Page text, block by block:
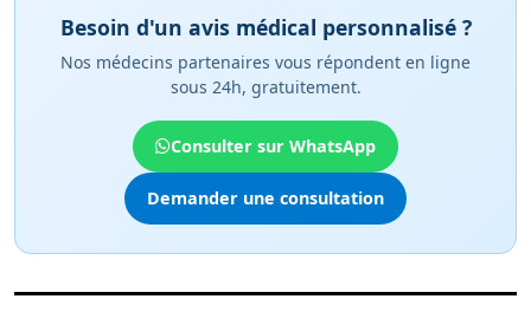
Besoin d'un avis médical personnalisé ?
Nos médecins partenaires vous répondent en ligne
sous 24h, gratuitement.
Consulter sur WhatsApp
Demander une consultation